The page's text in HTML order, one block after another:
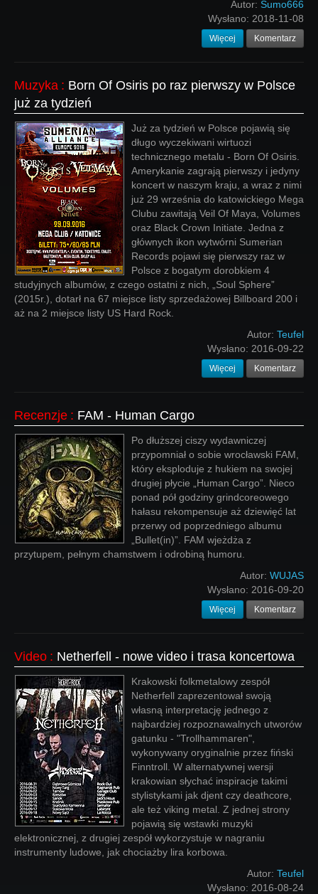
Autor: Sumo666
Wysłano: 2018-11-08
Więcej Komentarz
Muzyka : Born Of Osiris po raz pierwszy w Polsce
już za tydzień
Już za tydzień w Polsce pojawią się
długo wyczekiwani wirtuozi
technicznego metalu - Born Of Osiris.
Amerykanie zagrają pierwszy i jedyny
koncert w naszym kraju, a wraz z nimi
już 29 września do katowickiego Mega
Clubu zawitają Veil Of Maya, Volumes
oraz Black Crown Initiate. Jedna z
głównych ikon wytwórni Sumerian
Records pojawi się pierwszy raz w
Polsce z bogatym dorobkiem 4
studyjnych albumów, z czego ostatni z nich, „Soul Sphere”
(2015r.), dotarł na 67 miejsce listy sprzedażowej Billboard 200 i
aż na 2 miejsce listy US Hard Rock.
Autor: Teufel
Wysłano: 2016-09-22
Więcej Komentarz
Recenzje : FAM - Human Cargo
Po dłuższej ciszy wydawniczej
przypomniał o sobie wrocławski FAM,
który eksploduje z hukiem na swojej
drugiej płycie „Human Cargo”. Nieco
ponad pół godziny grindcoreowego
hałasu rekompensuje aż dziewięć lat
przerwy od poprzedniego albumu
„Bullet(in)”. FAM wjeżdża z
przytupem, pełnym chamstwem i odrobiną humoru.
Autor: WUJAS
Wysłano: 2016-09-20
Więcej Komentarz
Video : Netherfell - nowe video i trasa koncertowa
Krakowski folkmetalowy zespół
Netherfell zaprezentował swoją
własną interpretację jednego z
najbardziej rozpoznawalnych utworów
gatunku - "Trollhammaren",
wykonywany oryginalnie przez fiński
Finntroll. W alternatywnej wersji
krakowian słychać inspiracje takimi
stylistykami jak djent czy deathcore,
ale też viking metal. Z jednej strony
pojawią się wstawki muzyki
elektronicznej, z drugiej zespół wykorzystuje w nagraniu
instrumenty ludowe, jak chociażby lira korbowa.
Autor: Teufel
Wysłano: 2016-08-24